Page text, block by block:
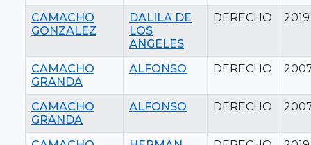
CAMACHO
GONZALEZ
DALILA DE
LOS
ANGELES
DERECHO 2019
CAMACHO
GRANDA
ALFONSO DERECHO
CAMACHO
GRANDA
ALFONSO DERECHO